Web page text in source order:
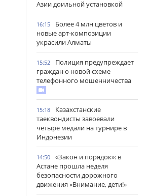
Азии доильной установкой
16:15
Более 4 млн цветов и
новые арт-композиции
украсили Алматы
15:52
Полиция предупреждает
граждан о новой схеме
телефонного мошенничества
15:18
Казахстанские
таеквондисты завоевали
четыре медали на турнире в
Индонезии
14:50
«Закон и порядок»: в
Астане прошла неделя
безопасности дорожного
движения «Внимание, дети!»